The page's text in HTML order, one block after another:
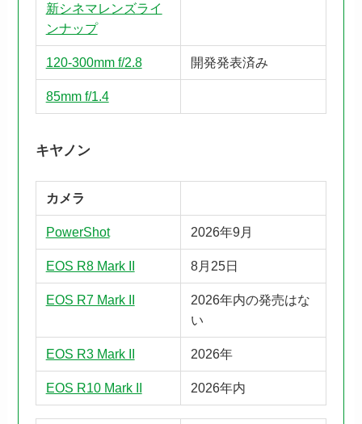
新シネマレンズライ
ンナップ
120-300mm f/2.8 開発発表済み
85mm f/1.4
キヤノン
カメラ
PowerShot 2026年9月
EOS R8 Mark II 8月25日
EOS R7 Mark II
2026年内の発売はな
い
EOS R3 Mark II 2026年
EOS R10 Mark II 2026年内